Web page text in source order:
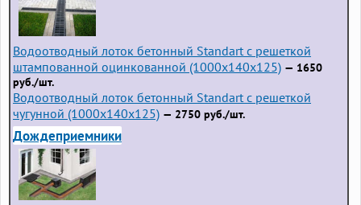
Водоотводный лоток бетонный Standart с решеткой
штампованной оцинкованной (1000x140x125) — 1650
руб./шт.
Водоотводный лоток бетонный Standart с решеткой
чугунной (1000x140x125) — 2750 руб./шт.
Дождеприемники